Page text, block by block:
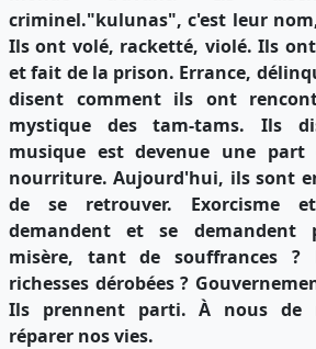
criminel."kulunas", c'est leur
Ils ont volé, racketté, violé. Ils
et fait de la prison. Errance,
disent comment ils ont
mystique des tam-tams. Ils
musique est devenue une part
nourriture. Aujourd'hui, ils sont
de se retrouver. Exorcisme
demandent et se demandent
misère, tant de souffrances ?
richesses dérobées ?
Ils prennent parti. À nous de
réparer nos vies.